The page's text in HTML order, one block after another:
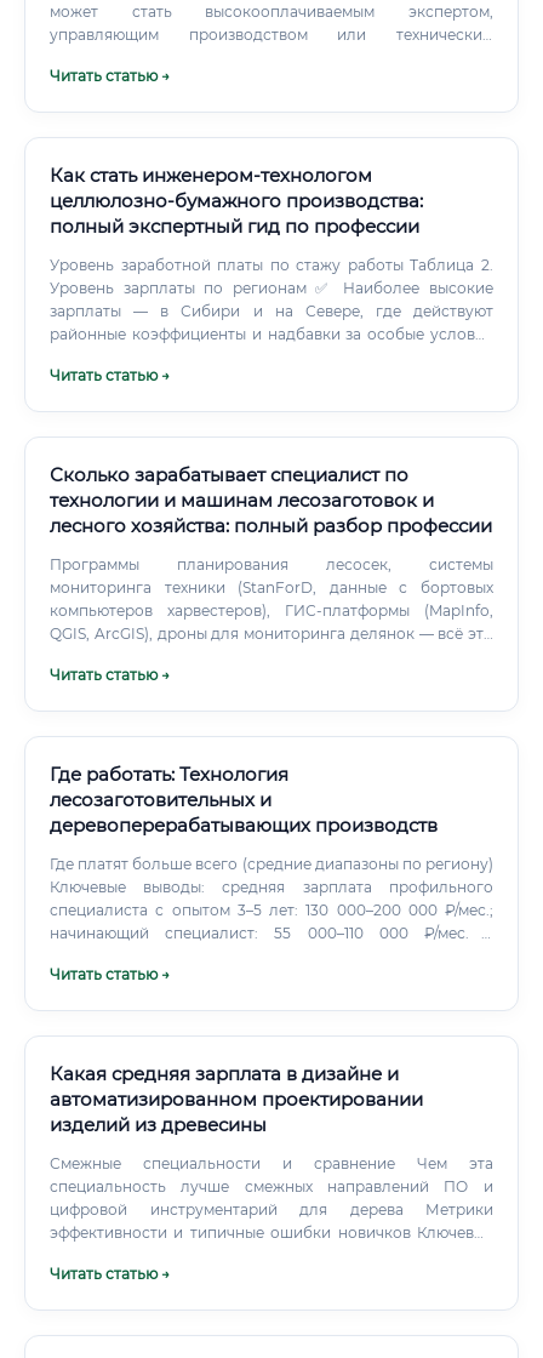
может стать высокооплачиваемым экспертом,
управляющим производством или техническим
собственного производственного бизнеса, так как
на экологичные материалы и необходимостью
модернизации старых производств.
Читать статью →
Как стать инженером-технологом
целлюлозно-бумажного производства:
полный экспертный гид по профессии
Уровень заработной платы по стажу работы Таблица 2.
Уровень зарплаты по регионам ✅ Наиболее высокие
зарплаты — в Сибири и на Севере, где действуют
районные коэффициенты и надбавки за особые условия
Segezha) дополнительно получают ДМС, жильё,
Читать статью →
Сколько зарабатывает специалист по
технологии и машинам лесозаготовок и
лесного хозяйства: полный разбор профессии
Программы планирования лесосек, системы
мониторинга техники (StanForD, данные с бортовых
компьютеров харвестеров), ГИС-платформы (MapInfo,
QGIS, ArcGIS), дроны для мониторинга делянок — всё это
договариваться с лесничим, который требует
это серьёзное искусство балансирования интересов.
Сколько зарабатывают специалисты по технологии и
машинам лесозаготовок Вопрос, ради которого многие и
читают эту статью.
Читать статью →
Где работать: Технология
лесозаготовительных и
деревоперерабатывающих производств
Где платят больше всего (средние диапазоны по региону)
Ключевые выводы: средняя зарплата профильного
специалиста с опытом 3–5 лет: 130 000–200 000 ₽/мес.;
начинающий специалист: 55 000–110 000 ₽/мес. в
максимум платят за вахтовую работу на современной
траектории: Профобразование: колледж (СПО) по
специальностям «Технология деревообработки»,
«Машинист лесозаготовительных машин», «Оператор
деревообрабатывающих станков».
Читать статью →
Какая средняя зарплата в дизайне и
автоматизированном проектировании
изделий из древесины
Смежные специальности и сравнение Чем эта
специальность лучше смежных направлений ПО и
цифровой инструментарий для дерева Метрики
эффективности и типичные ошибки новичков Ключевые
85% для ДСП/МДФ при серийном раскрое. Количество
Читать статью →